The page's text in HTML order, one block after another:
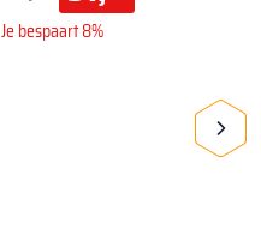
Je bespaart 8%